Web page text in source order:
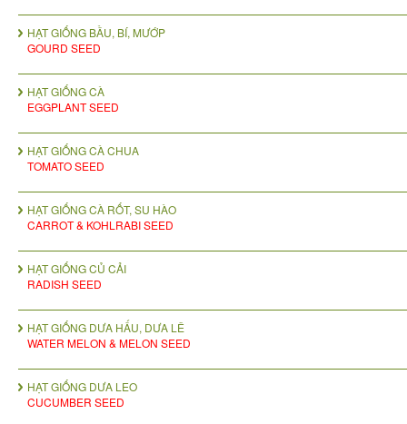
HẠT GIỐNG BẦU, BÍ, MƯỚP
GOURD SEED
HẠT GIỐNG CÀ
EGGPLANT SEED
HẠT GIỐNG CÀ CHUA
TOMATO SEED
HẠT GIỐNG CÀ RỐT, SU HÀO
CARROT & KOHLRABI SEED
HẠT GIỐNG CỦ CẢI
RADISH SEED
HẠT GIỐNG DƯA HẤU, DƯA LÊ
WATER MELON & MELON SEED
HẠT GIỐNG DƯA LEO
CUCUMBER SEED